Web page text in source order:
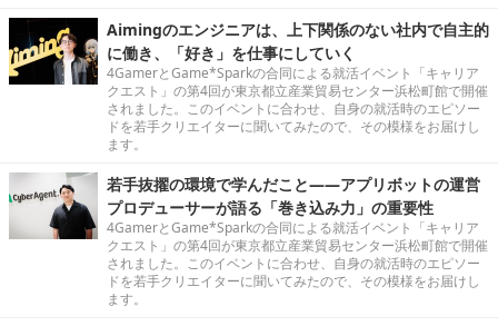
Aimingのエンジニアは、上下関係のない社内で自主的
に働き、「好き」を仕事にしていく
4GamerとGame*Sparkの合同による就活イベント「キャリア
クエスト」の第4回が東京都立産業貿易センター浜松町館で開催
されました。このイベントに合わせ、自身の就活時のエピソー
ドを若手クリエイターに聞いてみたので、その模様をお届けし
ます。
若手抜擢の環境で学んだこと――アプリボットの運営
プロデューサーが語る「巻き込み力」の重要性
4GamerとGame*Sparkの合同による就活イベント「キャリア
クエスト」の第4回が東京都立産業貿易センター浜松町館で開催
されました。このイベントに合わせ、自身の就活時のエピソー
ドを若手クリエイターに聞いてみたので、その模様をお届けし
ます。